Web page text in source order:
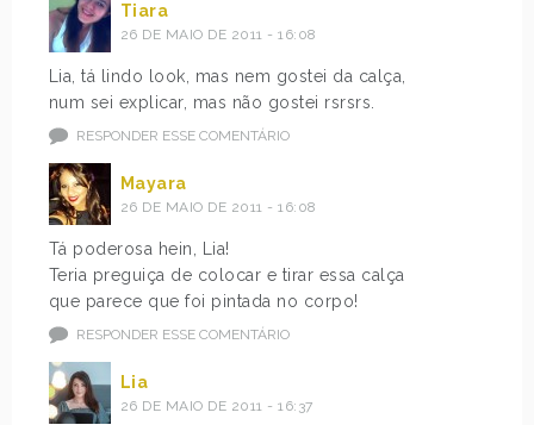
Tiara
26 DE MAIO DE 2011 - 16:08
Lia, tá lindo look, mas nem gostei da calça,
num sei explicar, mas não gostei rsrsrs.
RESPONDER ESSE COMENTÁRIO
Mayara
26 DE MAIO DE 2011 - 16:08
Tá poderosa hein, Lia!
Teria preguiça de colocar e tirar essa calça
que parece que foi pintada no corpo!
RESPONDER ESSE COMENTÁRIO
Lia
26 DE MAIO DE 2011 - 16:37